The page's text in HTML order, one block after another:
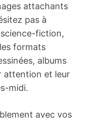
attachants
pas à
fiction,
formats
albums
attention et leur
midi.
avec vos